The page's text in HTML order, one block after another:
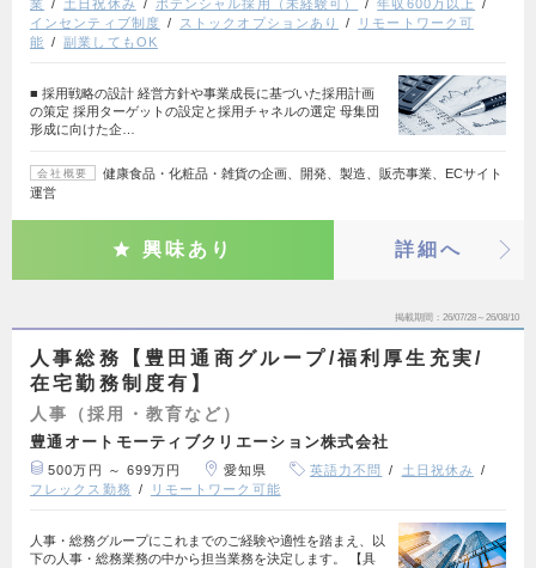
業
土日祝休み ポテンシャル採用（未経験可）
年収600万以上
インセンティブ制度
ストックオプションあり
リモートワーク可
能
副業してもOK
■ 採用戦略の設計 経営方針や事業成長に基づいた採用計画
の策定 採用ターゲットの設定と採用チャネルの選定 母集団
形成に向けた企…
会社概要
健康食品・化粧品・雑貨の企画、開発、製造、販売事業、ECサイト
運営
興味あり 詳細へ
掲載期間 26/07/28～26/08/10
人事総務【豊田通商グループ/福利厚生充実/
在宅勤務制度有】
人事（採用・教育など）
豊通オートモーティブクリエーション株式会社
500万円 ～ 699万円 愛知県 英語力不問
土日祝休み
フレックス勤務
リモートワーク可能
人事・総務グループにこれまでのご経験や適性を踏まえ、以
下の人事・総務業務の中から担当業務を決定します。 【具